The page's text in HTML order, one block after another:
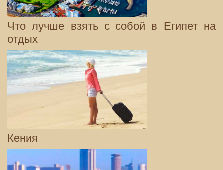
Что лучше взять с собой в Египет на
отдых
Кения